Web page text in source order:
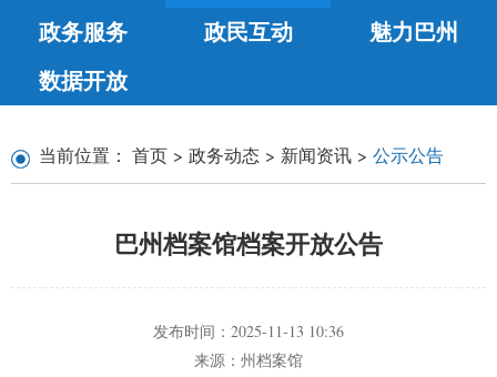
政务服务
政民互动
魅力巴州
数据开放
当前位置： 首页 > 政务动态 > 新闻资讯 > 公示公告
巴州档案馆档案开放公告
发布时间： 2025-11-13 10:36
来源： 州档案馆